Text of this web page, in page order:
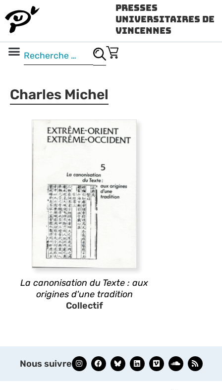
Presses
Universitaires de
Vincennes
Charles Michel
La canonisation du Texte : aux
origines d'une tradition
Collectif
Nous suivre